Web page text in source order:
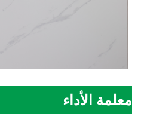
معلمة الأداء